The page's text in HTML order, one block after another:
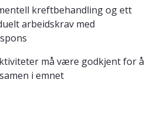
kreftbehandling og ett
arbeidskrav med
må være godkjent for å
i emnet